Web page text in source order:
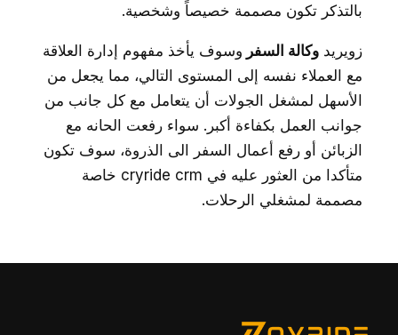
بالتذكر تكون مصممة خصيصاً وشخصية.
زويريد وكالة السفر وسوف يأخذ مفهوم إدارة العلاقة
مع العملاء نفسه إلى المستوى التالي، مما يجعل من
الأسهل لمشغل الجولات أن يتعامل مع كل جانب من
جوانب العمل بكفاءة أكبر. سواء رفعت الحانه مع
الزبائن أو رفع أعمال السفر الى الذروة، سوف تكون
متأكدا من العثور عليه في cryride crm خاصة
مصممة لمشغلي الرحلات.